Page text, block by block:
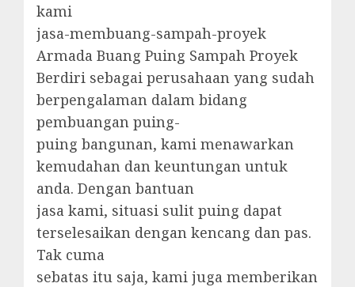
kami
jasa-membuang-sampah-proyek
Armada Buang Puing Sampah Proyek
Berdiri sebagai perusahaan yang sudah
berpengalaman dalam bidang
pembuangan puing-
puing bangunan, kami menawarkan
kemudahan dan keuntungan untuk
anda. Dengan bantuan
jasa kami, situasi sulit puing dapat
terselesaikan dengan kencang dan pas.
Tak cuma
sebatas itu saja, kami juga memberikan